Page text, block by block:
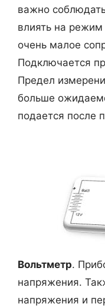
важно
влиять на
очень малое
Подключается
Предел
больше
подается после
Вольтметр.
напряжения.
напряжения и